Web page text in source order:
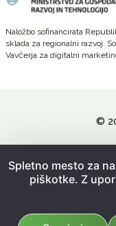
Naložbo sofinancirata
sklada za regionalni razvoj.
Vavčerja za digitalni
©
Spletno mesto za
piškotke. Z